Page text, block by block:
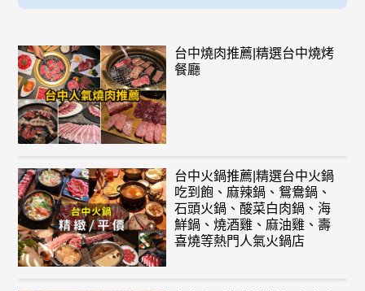
台中燒肉推薦|精選台中燒烤
餐廳
台中火鍋推薦|精選台中火鍋
吃到飽、麻辣鍋、鴛鴦鍋、
石頭火鍋、酸菜白肉鍋、海
鮮鍋、燒酒雞、麻油雞、壽
喜燒等熱門人氣火鍋店